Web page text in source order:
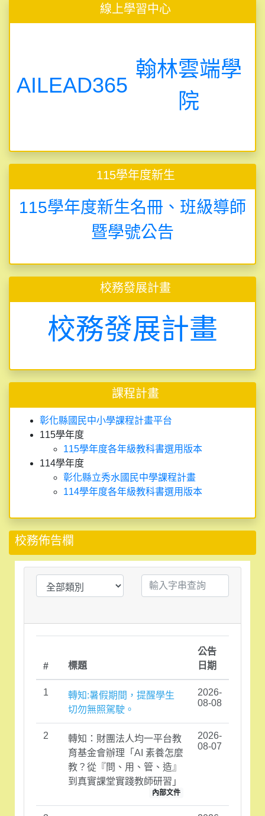
線上學習中心
AILEAD365
翰林雲端學
院
115學年度新生
115學年度新生名冊、班級導師
暨學號公告
校務發展計畫
校務發展計畫
課程計畫
彰化縣國民中小學課程計畫平台
115學年度
115學年度各年級教科書選用版本
114學年度
彰化縣立秀水國民中學課程計畫
114學年度各年級教科書選用版本
校務佈告欄